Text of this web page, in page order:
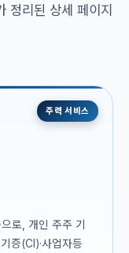
정리된 상세 페이지
주력 서비스
로, 개인 주주 기
증(CI)·사업자등